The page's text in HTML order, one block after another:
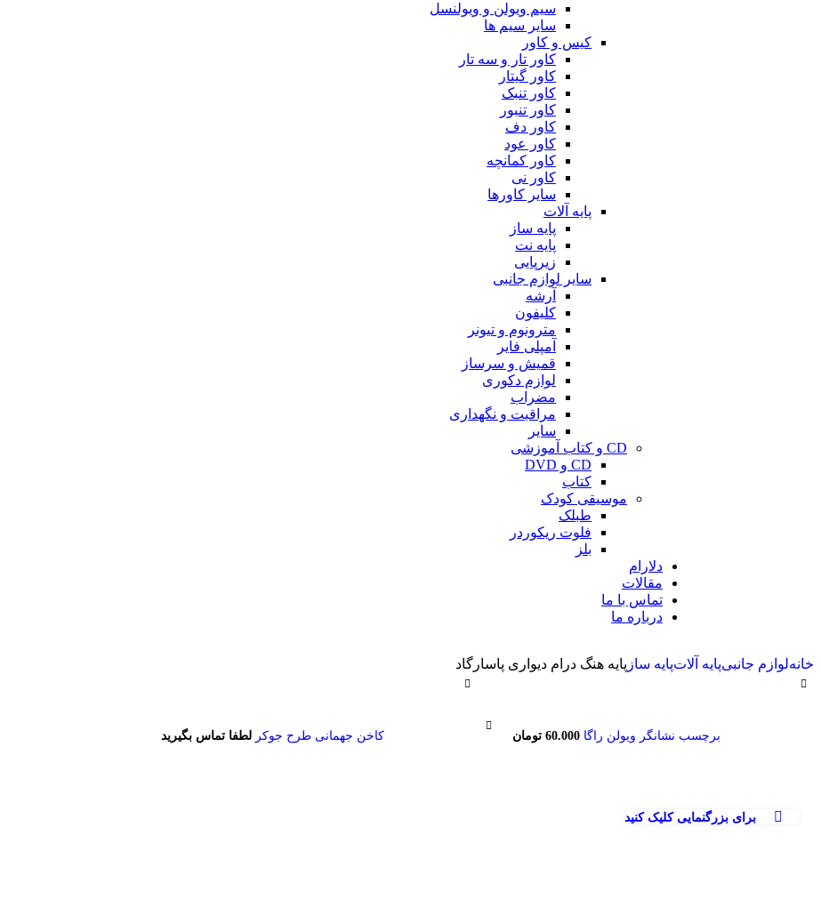
سیم ویولن و ویولنسل
سایر سیم ها
کیس و کاور
کاور تار و سه تار
کاور گیتار
کاور تنبک
کاور تنبور
کاور دف
کاور عود
کاور کمانچه
کاور نی
سایر کاورها
پایه آلات
پایه ساز
پایه نت
زیرپایی
سایر لوازم جانبی
آرشه
کلیفون
مترونوم و تیونر
آمپلی فایر
قمیش و سرساز
لوازم دکوری
مضراب
مراقبت و نگهداری
سایر
CD و کتاب آموزشی
CD و DVD
کتاب
موسیقی کودک
طبلک
فلوت ریکوردر
بلز
دلارام
مقالات
تماس با ما
درباره ما
خانهلوازم جانبیپایه آلاتپایه ساز پایه هنگ درام دیواری پاسارگاد
برچسب نشانگر ویولن راگا 60.000 تومان کاخن جهمانی طرح جوکر لطفا تماس بگیرید
برای بزرگنمایی کلیک کنید